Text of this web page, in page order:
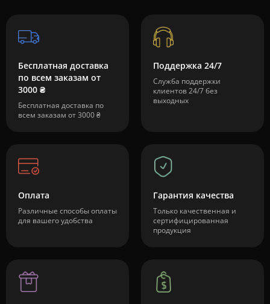
Бесплатная доставка
по всем заказам от
3000 ₴
Бесплатная доставка по
всем заказам от 3000 ₴
Поддержка 24/7
Служба поддержки
клиентов 24/7 без
выходных
Оплата
Различные способы оплаты
для вашего удобства
Гарантия качества
Только качественная и
сертифицированная
продукция